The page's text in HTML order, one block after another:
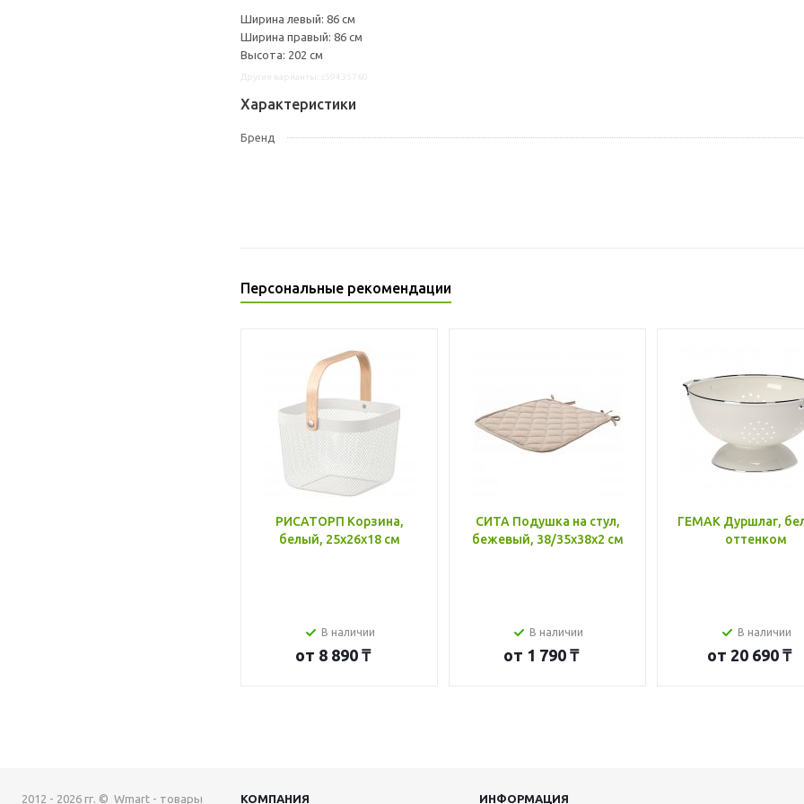
Ширина левый: 86 см
Ширина правый: 86 см
Высота: 202 см
Характеристики
Бренд
Персональные рекомендации
РИСАТОРП Корзина,
белый, 25x26x18 см
В наличии
от 8 890 ₸
СИТА Подушка на стул,
бежевый, 38/35x38x2 см
В наличии
от 1 790 ₸
ГЕМАК Дуршлаг,
оттенком
В наличии
от 20 690 ₸
2012 - 2026 гг. © Wmart - товары КОМПАНИЯ ИНФОРМАЦИЯ